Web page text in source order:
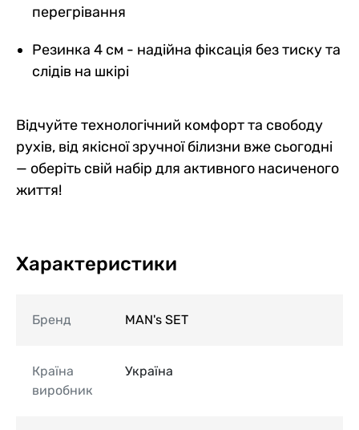
перегрівання
Резинка 4 см - надійна фіксація без тиску та
слідів на шкірі
Відчуйте технологічний комфорт та свободу
рухів, від якісної зручної білизни вже сьогодні
— оберіть свій набір для активного насиченого
життя!
Характеристики
Бренд MAN's SET
Країна
виробник
Україна